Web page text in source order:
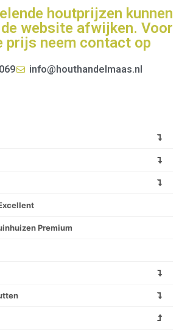
houtprijzen kunnen
website afwijken. Voor
prijs neem contact op
info@houthandelmaas.nl
Premium